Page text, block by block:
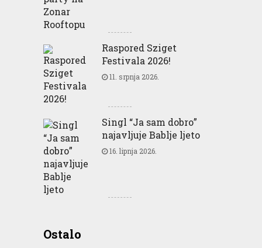
Raspored Sziget
Festivala 2026!
11. srpnja 2026.
Singl “Ja sam dobro”
najavljuje Bablje ljeto
16. lipnja 2026.
OstaloBusiness Good for People